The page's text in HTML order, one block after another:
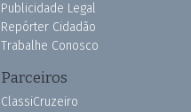
Publicidade Legal
Repórter Cidadão
Trabalhe Conosco
Parceiros
ClassiCruzeiro